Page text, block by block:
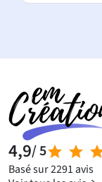
4,9/ 5
Basé sur 2291 avis